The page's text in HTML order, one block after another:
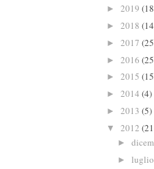
► 2019
► 2018
► 2017
► 2016
► 2015
► 2014 (4)
► 2013 (5)
▼ 2012
►
►